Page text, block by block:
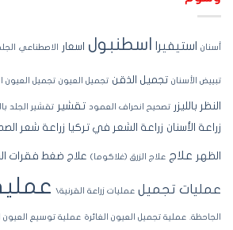
استيفيرا اسطنبول اسعار الاصطناعي الجلد
الأسنان تجميل الذقن تجميل العيون تجميل العيون
بالليزر تصحيح انحراف العمود تقشير تقشير الجلد بالليزر
الأسنان زراعة الشعر في تركيا زراعة شعر الصدر
علاج علاج الزرق (غلاكوما) علاج ضغط فقرات
تجميل عمليات زراعة القرنية\ عملية
عملية تجميل العيون الغائرة عملية توسيع العيون